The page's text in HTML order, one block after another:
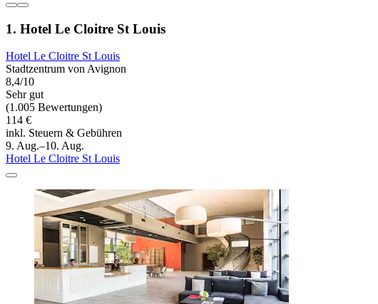
1. Hotel Le Cloitre St Louis
Hotel Le Cloitre St Louis
Stadtzentrum von Avignon
8,4/10
Sehr gut
(1.005 Bewertungen)
114 €
inkl. Steuern & Gebühren
9. Aug.–10. Aug.
Hotel Le Cloitre St Louis